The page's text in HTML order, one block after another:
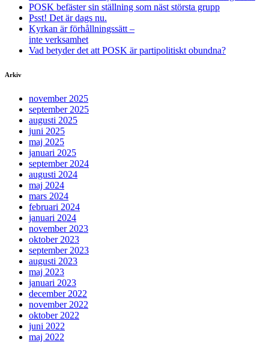
POSK befäster sin ställning som näst största grupp
Psst! Det är dags nu.
Kyrkan är förhållningssätt –
inte verksamhet
Vad betyder det att POSK är partipolitiskt obundna?
Arkiv
november 2025
september 2025
augusti 2025
juni 2025
maj 2025
januari 2025
september 2024
augusti 2024
maj 2024
mars 2024
februari 2024
januari 2024
november 2023
oktober 2023
september 2023
augusti 2023
maj 2023
januari 2023
december 2022
november 2022
oktober 2022
juni 2022
maj 2022